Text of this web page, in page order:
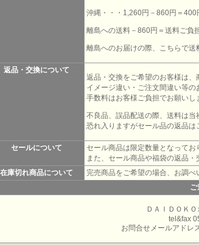
沖縄・・・1,260円－860円＝400
離島への送料－860円＝送料ご負
離島へのお届けの際、こちらで送
返品・交換について
返品・交換をご希望のお客様は、
イメージ違い・ご注文間違い等の
手数料はお客様ご負担でお願いし
不良品、誤品配送の際、送料は当
恐れ入りますがセール品の返品は
セールについて
セール商品は限定数量となってお
また、セール商品や福袋の返品・
在庫切れ商品について
完売商品をご希望の場合、お調べ
ご
ＤＡＩＤＯＫ
tel&fax
お問合せメールアドレ